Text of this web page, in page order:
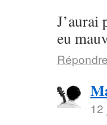
J’aurai
eu
Répondre